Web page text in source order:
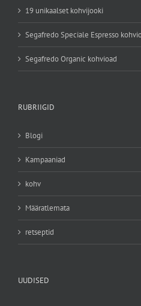
19 unikaalset kohvijooki
Segafredo Speciale Espresso
Segafredo Organic kohvioad
RUBRIIGID
Blogi
Kampaaniad
kohv
Määratlemata
retseptid
UUDISED